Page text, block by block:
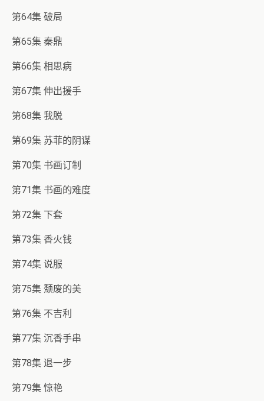
第64集 破局
第65集 秦鼎
第66集 相思病
第67集 伸出援手
第68集 我脱
第69集 苏菲的阴谋
第70集 书画订制
第71集 书画的难度
第72集 下套
第73集 香火钱
第74集 说服
第75集 颓废的美
第76集 不吉利
第77集 沉香手串
第78集 退一步
第79集 惊艳